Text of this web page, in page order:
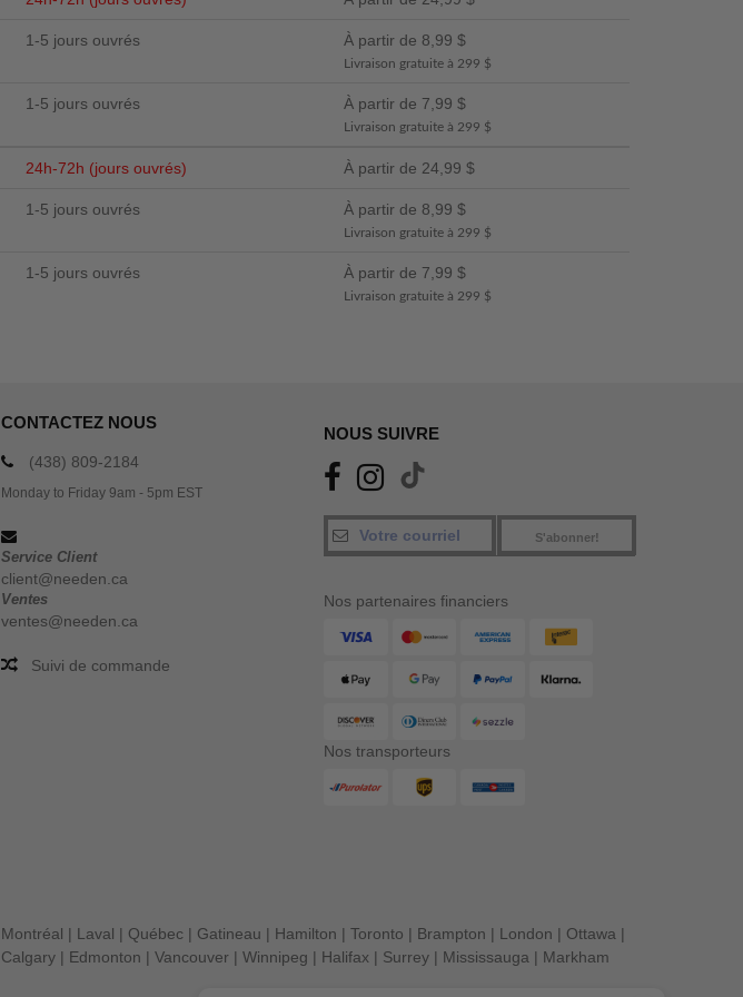
1-5 jours ouvrés À partir de 8,99 $
Livraison gratuite à 299 $
1-5 jours ouvrés À partir de 7,99 $
Livraison gratuite à 299 $
24h-72h (jours ouvrés) À partir de 24,99 $
1-5 jours ouvrés À partir de 8,99 $
Livraison gratuite à 299 $
1-5 jours ouvrés À partir de 7,99 $
Livraison gratuite à 299 $
CONTACTEZ NOUS
(438) 809-2184
Monday to Friday 9am - 5pm EST
Service Client
client@needen.ca
Ventes
ventes@needen.ca
Suivi de commande
NOUS SUIVRE
S'abonner!
Nos partenaires financiers
Nos transporteurs
Montréal | Laval | Québec | Gatineau | Hamilton | Toronto | Brampton | London | Ottawa |
Calgary | Edmonton | Vancouver | Winnipeg | Halifax | Surrey | Mississauga | Markham